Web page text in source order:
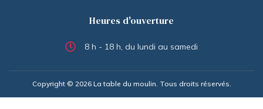
Heures d'ouverture
8 h - 18 h, du lundi au samedi
Copyright © 2026 La table du moulin. Tous droits réservés.